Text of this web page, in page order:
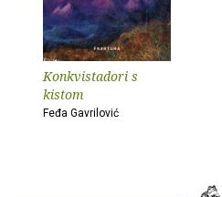
Konkvistadori s
kistom
Feđa Gavrilović